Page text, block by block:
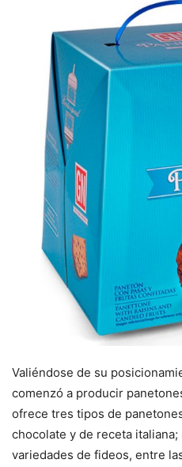
Valiéndose de su
comenzó a producir
ofrece tres tipos de
chocolate y de receta
variedades de fideos, entre